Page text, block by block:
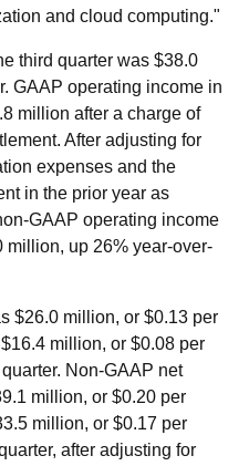
and cloud computing."
third quarter was $38.0
GAAP operating income in
million after a charge of
After adjusting for
expenses and the
in the prior year as
GAAP operating income
million, up 26% year-over-
$26.0 million, or $0.13 per
million, or $0.08 per
Non-GAAP net
million, or $0.20 per
million, or $0.17 per
after adjusting for